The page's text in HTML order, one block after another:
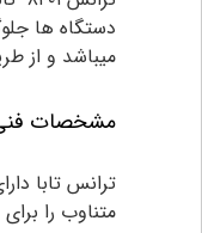
میباشد و از
مشخصات
متناوب را